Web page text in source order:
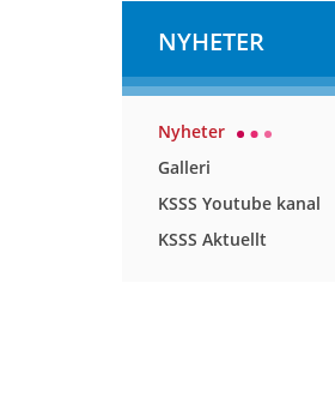
NYHETER
Nyheter
Galleri
KSSS Youtube kanal
KSSS Aktuellt